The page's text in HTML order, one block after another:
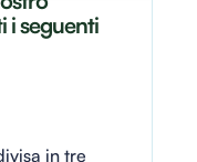
i seguenti
in tre